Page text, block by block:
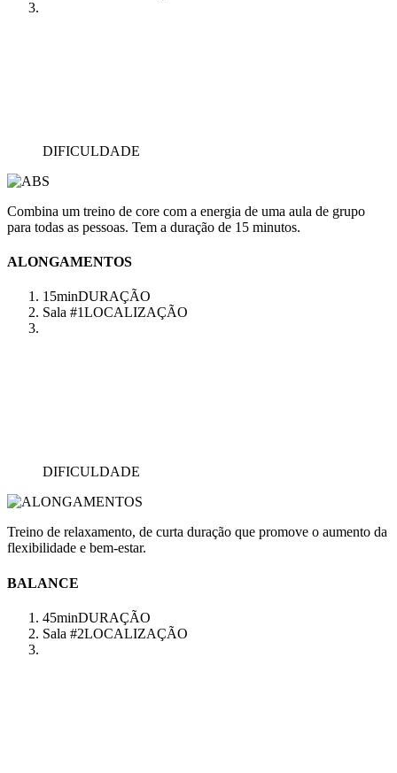
DIFICULDADE
Combina um treino de core com a energia de uma aula de grupo
para todas as pessoas. Tem a duração de 15 minutos.
ALONGAMENTOS
15minDURAÇÃO
Sala #1LOCALIZAÇÃO
DIFICULDADE
Treino de relaxamento, de curta duração que promove o aumento da
flexibilidade e bem-estar.
BALANCE
45minDURAÇÃO
Sala #2LOCALIZAÇÃO